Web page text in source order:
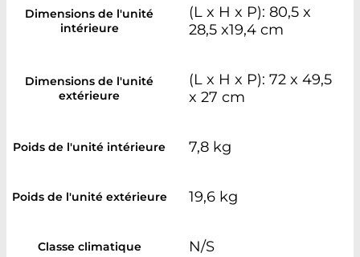
Dimensions de l'unité
intérieure
(L x H x P): 80,5 x
28,5 x19,4 cm
Dimensions de l'unité
extérieure
(L x H x P): 72 x 49,5
x 27 cm
Poids de l'unité intérieure 7,8 kg
Poids de l'unité extérieure 19,6 kg
Classe climatique N/S